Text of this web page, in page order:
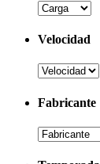
Velocidad
Fabricante